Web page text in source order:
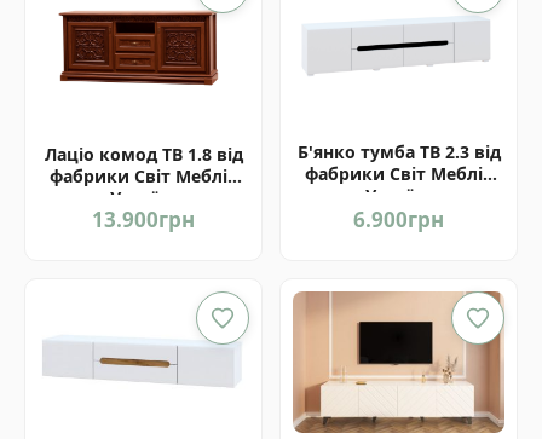
Лаціо комод ТВ 1.8 від
фабрики Світ Меблів
Україна
13.900грн
Б'янко тумба ТВ 2.3 від
фабрики Світ Меблів
Україна
6.900грн